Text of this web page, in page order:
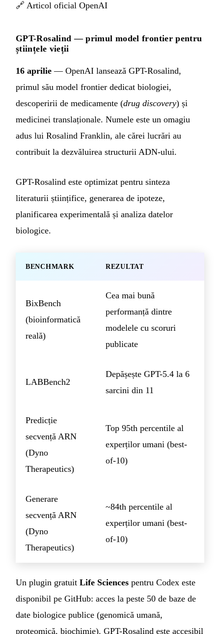
🔗 Articol oficial OpenAI
GPT-Rosalind — primul model frontier pentru
științele vieții
16 aprilie — OpenAI lansează GPT-Rosalind,
primul său model frontier dedicat biologiei,
descoperirii de medicamente (drug discovery) și
medicinei translaționale. Numele este un omagiu
adus lui Rosalind Franklin, ale cărei lucrări au
contribuit la dezvăluirea structurii ADN-ului.
GPT-Rosalind este optimizat pentru sinteza
literaturii științifice, generarea de ipoteze,
planificarea experimentală și analiza datelor
biologice.
BENCHMARK REZULTAT
BixBench
(bioinformatică
reală)
Cea mai bună
performanță dintre
modelele cu scoruri
publicate
LABBench2
Depășește GPT-5.4 la 6
sarcini din 11
Predicție
secvență ARN
(Dyno
Therapeutics)
Top 95th percentile al
experților umani (best-
of-10)
Generare
secvență ARN
(Dyno
Therapeutics)
~84th percentile al
experților umani (best-
of-10)
Un plugin gratuit Life Sciences pentru Codex este
disponibil pe GitHub: acces la peste 50 de baze de
date biologice publice (genomică umană,
proteomică, biochimie). GPT-Rosalind este accesibil